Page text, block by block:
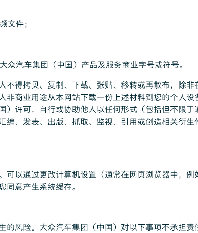
文件；
汽车集团（中国）产品及服务商业字号或符号。
不得拷贝、复制、下载、张贴、移转或再散布，除
非商业用途从本网站下载一份上述材料到您的个人
）许可，自行或协助他人以任何形式（包括但不限
编、发表、出版、抓取、监视、引用或创造相关衍
以通过更改计算机设置（通常在网页浏览器中，
意产生系统缓存。
的风险。大众汽车集团（中国）对以下事项不承担